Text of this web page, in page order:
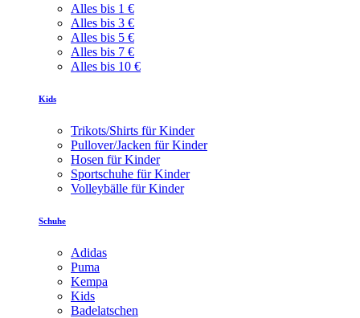
Alles bis 1 €
Alles bis 3 €
Alles bis 5 €
Alles bis 7 €
Alles bis 10 €
Kids
Trikots/Shirts für Kinder
Pullover/Jacken für Kinder
Hosen für Kinder
Sportschuhe für Kinder
Volleybälle für Kinder
Schuhe
Adidas
Puma
Kempa
Kids
Badelatschen